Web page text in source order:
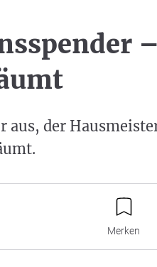
–
der
Merken